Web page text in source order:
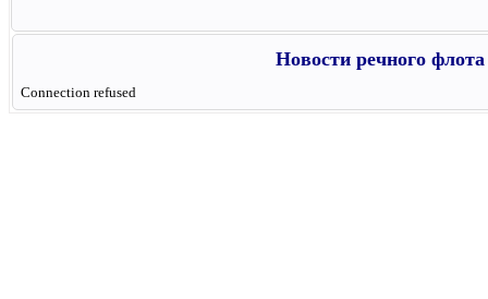
Новости речного
Connection refused